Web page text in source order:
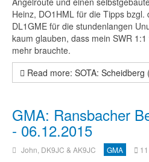
Heinz, DO1HML für die Tipps bzgl.
DL1GME für die stundenlangen
kaum glauben, dass mein SWR
mehr brauchte.
Read more: SOTA:
GMA: Ransbacher
- 06.12.2015
John, DK9JC & AK9JC GMA